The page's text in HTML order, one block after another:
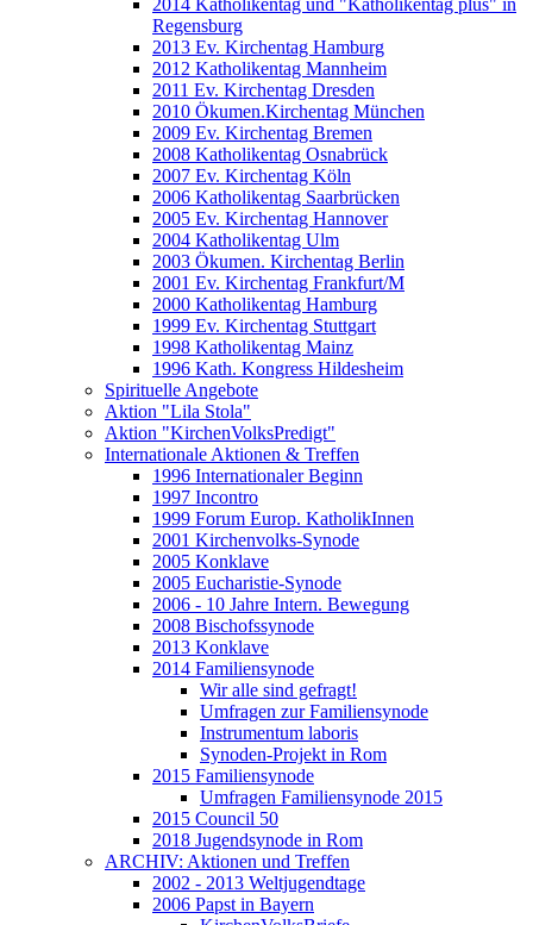
2014 Katholikentag und "Katholikentag plus" in
Regensburg
2013 Ev. Kirchentag Hamburg
2012 Katholikentag Mannheim
2011 Ev. Kirchentag Dresden
2010 Ökumen.Kirchentag München
2009 Ev. Kirchentag Bremen
2008 Katholikentag Osnabrück
2007 Ev. Kirchentag Köln
2006 Katholikentag Saarbrücken
2005 Ev. Kirchentag Hannover
2004 Katholikentag Ulm
2003 Ökumen. Kirchentag Berlin
2001 Ev. Kirchentag Frankfurt/M
2000 Katholikentag Hamburg
1999 Ev. Kirchentag Stuttgart
1998 Katholikentag Mainz
1996 Kath. Kongress Hildesheim
Spirituelle Angebote
Aktion "Lila Stola"
Aktion "KirchenVolksPredigt"
Internationale Aktionen & Treffen
1996 Internationaler Beginn
1997 Incontro
1999 Forum Europ. KatholikInnen
2001 Kirchenvolks-Synode
2005 Konklave
2005 Eucharistie-Synode
2006 - 10 Jahre Intern. Bewegung
2008 Bischofssynode
2013 Konklave
2014 Familiensynode
Wir alle sind gefragt!
Umfragen zur Familiensynode
Instrumentum laboris
Synoden-Projekt in Rom
2015 Familiensynode
Umfragen Familiensynode 2015
2015 Council 50
2018 Jugendsynode in Rom
ARCHIV: Aktionen und Treffen
2002 - 2013 Weltjugendtage
2006 Papst in Bayern